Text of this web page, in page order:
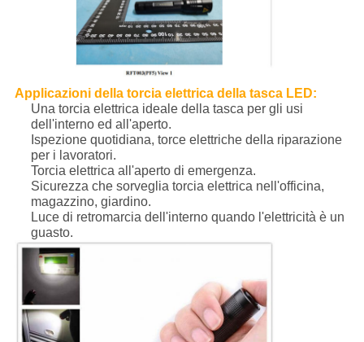
Applicazioni della torcia elettrica della tasca LED:
Una torcia elettrica ideale della tasca per gli usi
dell'interno ed all'aperto.
Ispezione quotidiana, torce elettriche della riparazione
per i lavoratori.
Torcia elettrica all'aperto di emergenza.
Sicurezza che sorveglia torcia elettrica nell'officina,
magazzino, giardino.
Luce di retromarcia dell'interno quando l'elettricità è un
guasto.